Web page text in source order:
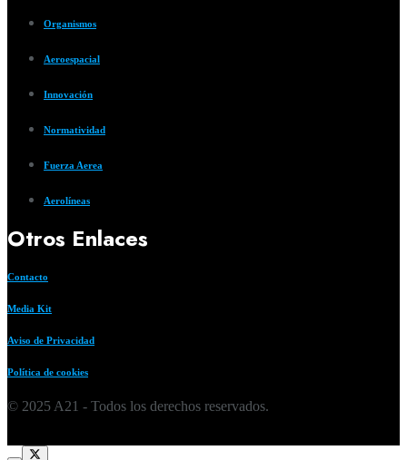
Organismos
Aeroespacial
Innovación
Normatividad
Fuerza Aerea
Aerolíneas
Otros Enlaces
Contacto
Media Kit
Aviso de Privacidad
Política de cookies
© 2025 A21 - Todos los derechos reservados.